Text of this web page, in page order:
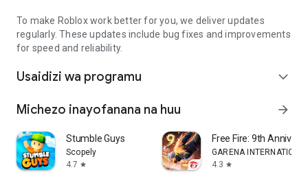
To make Roblox work better for you, we deliver updates
regularly. These updates include bug fixes and improvements
for speed and reliability.
Usaidizi wa programu expand_more
Michezo inayofanana na huu arrow_forward
Stumble Guys
Scopely
4.7 star
Free Fire: 9th
GARENA
4.3 star